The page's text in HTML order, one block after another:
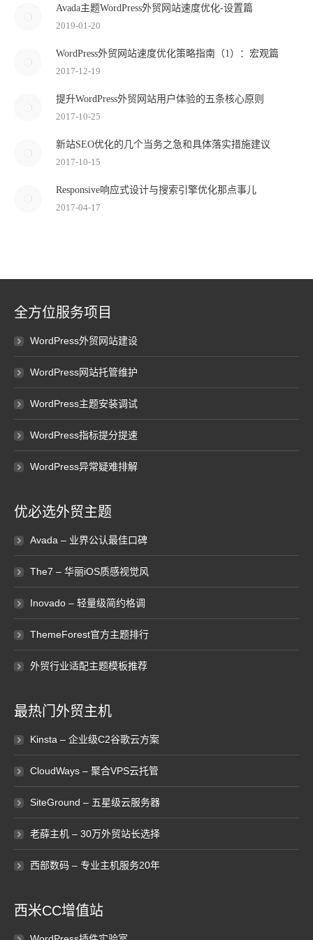
Avada主题WordPress外贸网站速度优化-设置篇
2019-01-20
WordPress外贸网站速度优化策略指南（1）：宏观篇
2017-12-19
提升WordPress外贸网站用户体验的五条核心原则
2017-10-25
新站SEO优化的几个当务之急和具体落实措施建议
2017-10-15
Responsive响应式设计与搜索引擎优化那点事儿
2017-04-17
全方位服务项目
WordPress外贸网站建设
WordPress网站托管维护
WordPress主题安装调试
WordPress指标提分提速
WordPress异常疑难排解
优必选外贸主题
Avada – 业界公认最佳口碑
The7 – 华丽iOS质感视觉风
Inovado – 轻量级简约格调
ThemeForest官方主题排行
外贸行业适配主题模板推荐
最热门外贸主机
Kinsta – 企业级C2谷歌云方案
CloudWays – 聚合VPS云托管
SiteGround – 五星级云服务器
老薛主机 – 30万外贸站长选择
西部数码 – 专业主机服务20年
西米CC增值站